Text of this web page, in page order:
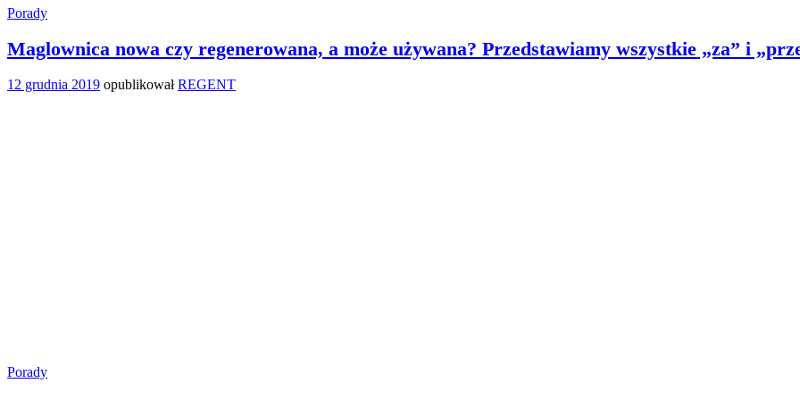
Porady
Maglownica nowa czy regenerowana, a może używana? Przedstawiamy wszystkie „za” i
12 grudnia 2019 opublikowałREGENT
Porady